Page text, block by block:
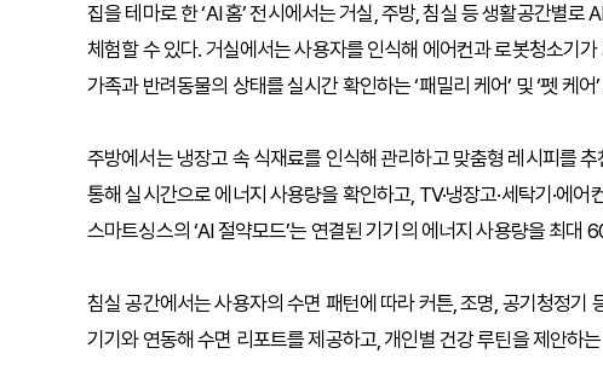
집을 테마로 한 ‘AI 홈’ 전시에서는 거실, 주방, 침실 등 생활공간별
체험할 수 있다. 거실에서는 사용자를 인식해 에어컨과 로봇청소기
가족과 반려동물의 상태를 실시간 확인하는 ‘패밀리 케어’ 및 ‘펫 케어
주방에서는 냉장고 속 식재료를 인식해 관리하고 맞춤형 레시피를
통해 실시간으로 에너지 사용량을 확인하고, TV·냉장고·세탁기·에
스마트싱스의 ‘AI 절약모드’는 연결된 기기의 에너지 사용량을 최대
침실 공간에서는 사용자의 수면 패턴에 따라 커튼, 조명, 공기청정
기기와 연동해 수면 리포트를 제공하고, 개인별 건강 루틴을 제안하는